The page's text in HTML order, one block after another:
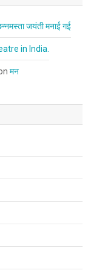
जयंती मनाई गई
in India.
मन